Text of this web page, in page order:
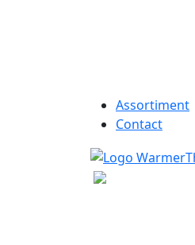
Assortiment
Contact